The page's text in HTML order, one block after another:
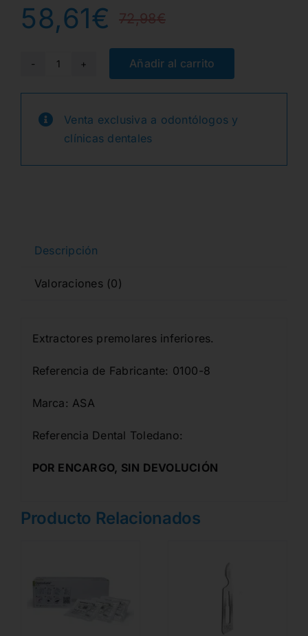
72,98€El
precio
original
era:
72,98€.
58,61€
El
precio
actual
es:
58,61€.
0100-
8
PREMOLARES
INF.
cantidad
Añadir al carrito
Venta exclusiva a odontólogos y
clínicas dentales
Descripción
Valoraciones (0)
Extractores premolares inferiores.
Referencia de Fabricante: 0100-8
Marca: ASA
Referencia Dental Toledano:
POR ENCARGO, SIN DEVOLUCIÓN
Producto Relacionados